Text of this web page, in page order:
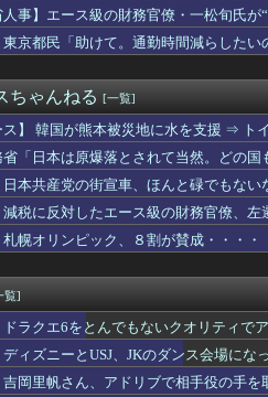
インアビス」エチエチなデバステ役に
た理由がコレｗｗケーキ一人で食べて
位と現在の順位
えず」 相次ぐ家賃値上げ、どうすれば
～ ロッテ－巨人
る女に「1万でどやw」と言い続けたら
い打者ランキング
、JKのダンス会場になってしまうｗ
赦免を何回やっても、何回やっても」⇒
本爆発事故「本当のことを…」遺族語
クハートさん、エロすぎるｗｗｗ
、お前らに苦言ｗｗｗｗｗｗｗｗｗｗ
た中日、今日から阪神との3連戦（ビジ
口、鉄板焼きの店で頭を抱えた男「も
盛り頼むのを辞めてみます？」ワイ「
ら交渉にもならないよ 〜 【日本水産
チップ10000渡してる→こうなるwww
人事】エース級の財務官僚・一松旬氏
東京都民「助けて。通勤時間減らした
ちゃんねる [一覧]
ス】 韓国が熊本被災地に水を支援 ⇒ ト
「日本は原爆落とされて当然。どの国
日本共産党の街宣車、ほんと碌でもない
減税に反対したエース級の財務官僚、
札幌オリンピック、８割が賛成・・・・
覧]
ドラクエ6をとんでもないクオリティ
ディズニーとUSJ、JKのダンス会場にな
吉岡里帆さん、アドリブで相手役の手